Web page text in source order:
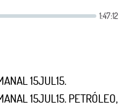
15JUL15.
15JUL15. PETRÓLEO,